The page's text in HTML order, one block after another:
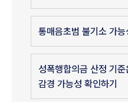
통매음초범 불기소 가능
성폭행합의금 산정 기
감경 가능성 확인하기